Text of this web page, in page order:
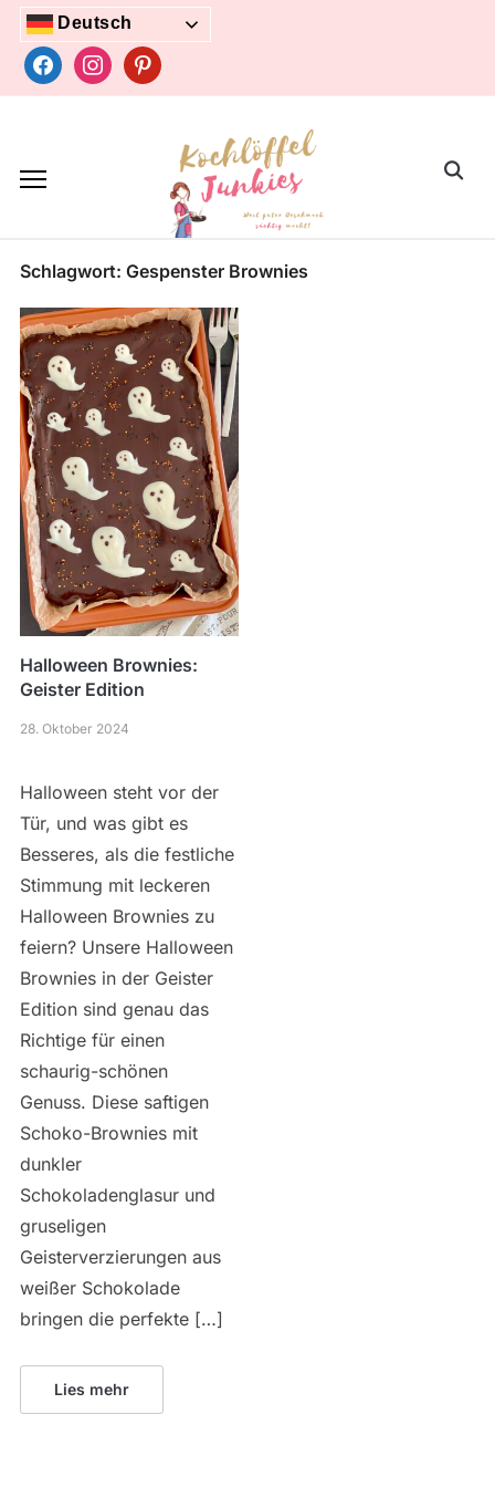
Skip
content
Deutsch
facebookinstagrampinterest
Search
Schlagwort: Gespenster Brownies
Halloween Brownies:
Geister Edition
28. Oktober 2024
Halloween steht vor der
Tür, und was gibt es
Besseres, als die festliche
Stimmung mit leckeren
Halloween Brownies zu
feiern? Unsere Halloween
Brownies in der Geister
Edition sind genau das
Richtige für einen
schaurig-schönen
Genuss. Diese saftigen
Schoko-Brownies mit
dunkler
Schokoladenglasur und
gruseligen
Geisterverzierungen aus
weißer Schokolade
bringen die perfekte […]
Lies mehr